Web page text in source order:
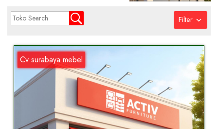
Filter
Cv surabaya mebel